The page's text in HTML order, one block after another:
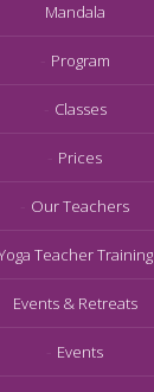
Mandala
Program
Classes
Prices
Our Teachers
Teacher Training
Events & Retreats
Events